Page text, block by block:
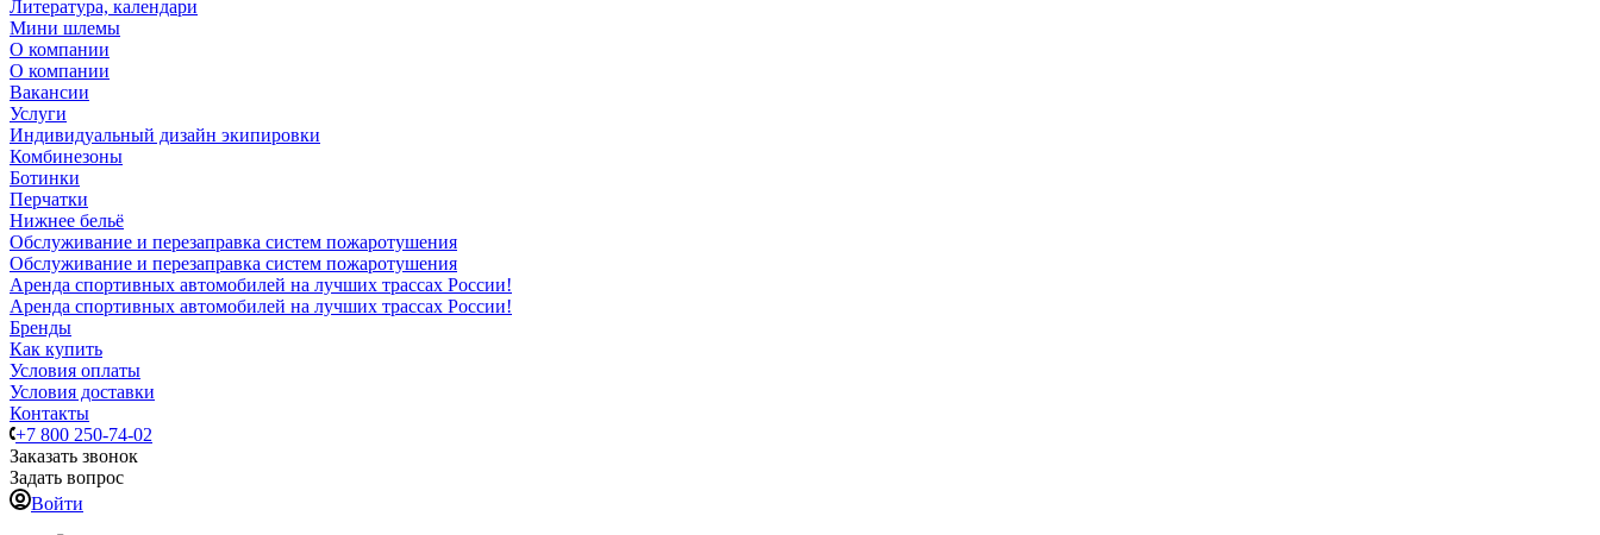
Литература, календари
Мини шлемы
О компании
О компании
Вакансии
Услуги
Индивидуальный дизайн экипировки
Комбинезоны
Ботинки
Перчатки
Нижнее бельё
Обслуживание и перезаправка систем пожаротушения
Обслуживание и перезаправка систем пожаротушения
Аренда спортивных автомобилей на лучших трассах России!
Аренда спортивных автомобилей на лучших трассах России!
Бренды
Как купить
Условия оплаты
Условия доставки
Контакты
+7 800 250-74-02
Заказать звонок
Задать вопрос
Войти